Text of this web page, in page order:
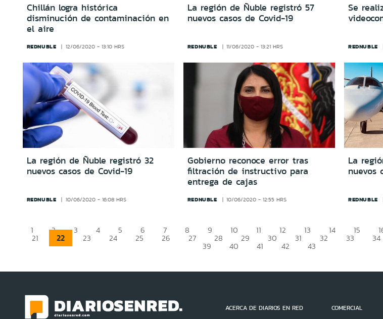
Chillán logra histórica
disminución de contaminación en
el aire
REDNUBLE 12/06/2020 - 13:10 HRS
La región de Ñuble registró 57
nuevos casos de Covid-19
REDNUBLE 11/06/2020 - 13:21 HRS
Se
REDNUBLE
La región de Ñuble registró 32
nuevos casos de Covid-19
REDNUBLE 10/06/2020 - 16:08 HRS
Gobierno reconoce error tras
filtración de instructivo para
entrega de cajas
REDNUBLE 10/06/2020 - 12:55 HRS
La
nuevos
REDNUBLE
1 2 3 4 5 6 7 8 9 10 11 12 13 14 15
21 22 23 24 25 26 27 28 29 30 31 32 33 34
39 40 41 42 43
ACERCA DE DIARIOS EN RED COMERCIAL